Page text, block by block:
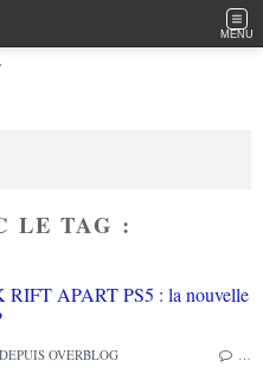
MENU
LE TAG :
OVERBLOG